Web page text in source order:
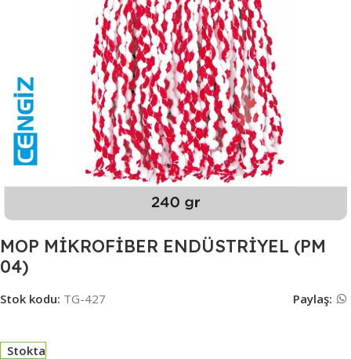
MOP MİKROFİBER ENDÜSTRİYEL (PM
04)
Stok kodu: TG-427 Paylaş:
Stokta